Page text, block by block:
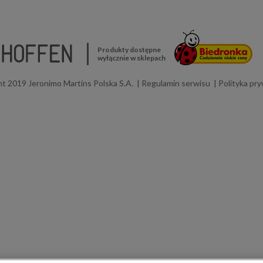
Produkty dostępne
wyłącznie w sklepach
2019 Jeronimo Martins Polska S.A. Regulamin serwisu Polityka